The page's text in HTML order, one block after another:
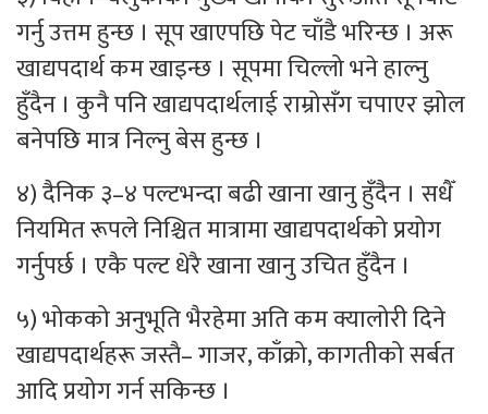
गर्नु उत्तम हुन्छ । सूप खाएपछि पेट चाँडै भरिन्छ । अरू
खाद्यपदार्थ कम खाइन्छ । सूपमा चिल्लो भने हाल्नु
हुँदैन । कुनै पनि खाद्यपदार्थलाई राम्रोसँग चपाएर झोल
बनेपछि मात्र निल्नु बेस हुन्छ ।
४) दैनिक ३–४ पल्टभन्दा बढी खाना खानु हुँदैन । सधैँ
नियमित रूपले निश्चित मात्रामा खाद्यपदार्थको प्रयोग
गर्नुपर्छ । एकै पल्ट धेरै खाना खानु उचित हुँदैन ।
५) भोकको अनुभूति भैरहेमा अति कम क्यालोरी दिने
खाद्यपदार्थहरू जस्तै– गाजर, काँक्रो, कागतीको सर्बत
आदि प्रयोग गर्न सकिन्छ ।